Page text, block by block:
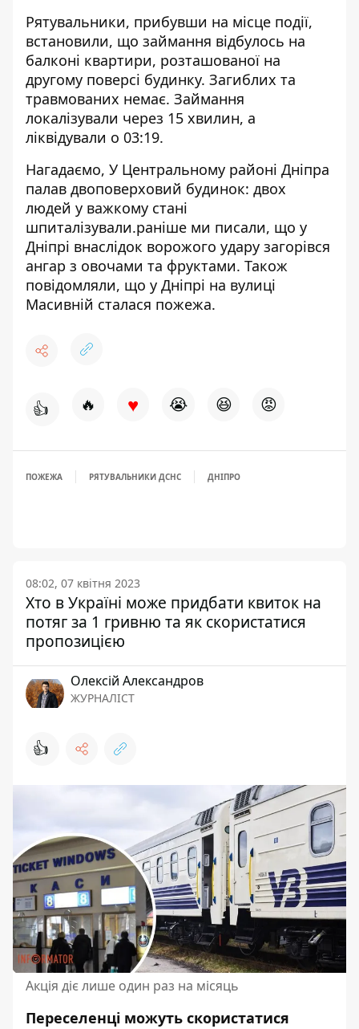
Рятувальники, прибувши на місце події,
встановили, що займання відбулось на
балконі квартири, розташованої на
другому поверсі будинку. Загиблих та
травмованих немає. Займання
локалізували через 15 хвилин, а
ліквідували о 03:19.
Нагадаємо, У Центральному районі Дніпра
палав двоповерховий будинок: двох
людей у важкому стані
шпиталізували.раніше ми писали, що у
Дніпрі внаслідок ворожого удару загорівся
ангар з овочами та фруктами. Також
повідомляли, що у Дніпрі на вулиці
Масивній сталася пожежа.
👍 🔥 ♥ 😭 😆 😡
ПОЖЕЖА РЯТУВАЛЬНИКИ ДСНС ДНІПРО
08:02, 07 квітня 2023
Хто в Україні може придбати квиток на
потяг за 1 гривню та як скористатися
пропозицією
Олексій Александров
ЖУРНАЛІСТ
👍
Акція діє лише один раз на місяць
Переселенці можуть скористатися